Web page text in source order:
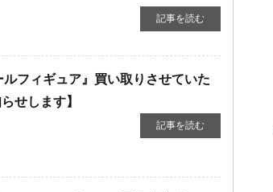
記事を読む
フィギュア』買い取りさせていた
せします】
記事を読む